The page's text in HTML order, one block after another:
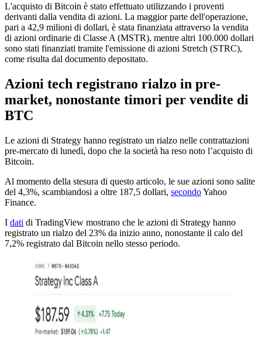
L'acquisto di Bitcoin è stato effettuato utilizzando i proventi
derivanti dalla vendita di azioni. La maggior parte dell'operazione,
pari a 42,9 milioni di dollari, è stata finanziata attraverso la vendita
di azioni ordinarie di Classe A (MSTR), mentre altri 100.000 dollari
sono stati finanziati tramite l'emissione di azioni Stretch (STRC),
come risulta dal documento depositato.
Azioni tech registrano rialzo in pre-
market, nonostante timori per vendite di
BTC
Le azioni di Strategy hanno registrato un rialzo nelle contrattazioni
pre-mercato di lunedì, dopo che la società ha reso noto l’acquisto di
Bitcoin.
Al momento della stesura di questo articolo, le sue azioni sono salite
del 4,3%, scambiandosi a oltre 187,5 dollari, secondoYahoo
Finance.
I dati di TradingView mostrano che le azioni di Strategy hanno
registrato un rialzo del 23% da inizio anno, nonostante il calo del
7,2% registrato dal Bitcoin nello stesso periodo.